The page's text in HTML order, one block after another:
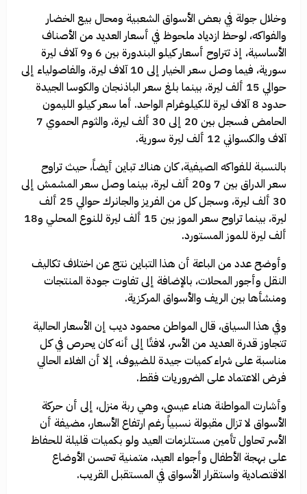
وخلال جولة في بعض الأسواق الشعبية ومحال بيع الخضار
والفواكه، لوحظ ازدياد ملحوظ في أسعار العديد من الأصناف
الأساسية، إذ تتراوح أسعار كيلو البندورة بين 6 و9 آلاف ليرة
سورية، فيما وصل سعر الخيار إلى 10 آلاف ليرة، والفاصولياء إلى
حوالي 15 ألف ليرة، بينما بلغ سعر الباذنجان والكوسا الجيدة
حدود 8 آلاف ليرة للكيلوغرام الواحد. أما سعر كيلو الليمون
الحامض فسجل بين 20 إلى 30 ألف ليرة، والثوم الحموي 7
آلاف والكسواني 12 ألف ليرة سورية.
بالنسبة للفواكه الصيفية، كان هناك تباين أيضاً، حيث تراوح
سعر الدراق بين 7 و20 ألف ليرة، بينما وصل سعر المشمش إلى
30 ألف ليرة، وسجل كل من الفريز والجانرك حوالي 25 ألف
ليرة، بينما تراوح سعر الموز بين 15 ألف ليرة للنوع المحلي و18
ألف ليرة للموز المستورد.
وأوضح عدد من الباعة أن هذا التباين نتج عن اختلاف تكاليف
النقل وأجور المحلات، بالإضافة إلى تفاوت جودة المنتجات
ومنشأها بين الريف والأسواق المركزية.
وفي هذا السياق، قال المواطن محمود ديب إن الأسعار الحالية
تتجاوز قدرة العديد من الأسر، لافتًا إلى أنه كان يحرص في كل
مناسبة على شراء كميات جيدة للضيوف، إلا أن الغلاء الحالي
فرض الاعتماد على الضروريات فقط.
وأشارت المواطنة هناء عيسى، وهي ربة منزل، إلى أن حركة
الأسواق لا تزال مقبولة نسبياً رغم ارتفاع الأسعار، مضيفة أن
الأسر تحاول تأمين مستلزمات العيد ولو بكميات قليلة للحفاظ
على بهجة الأطفال وأجواء العيد، متمنية تحسن الأوضاع
الاقتصادية واستقرار الأسواق في المستقبل القريب.